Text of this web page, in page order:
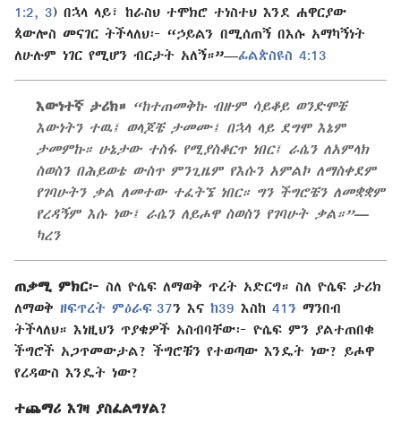
1:2, 3) በኋላ ላይ፣ ከራስህ ተሞክሮ ተነስተህ እንደ ሐዋርያው
ጳውሎስ መናገር ትችላለህ፦ “ኃይልን በሚሰጠኝ በእሱ አማካኝነት
ለሁሉም ነገር የሚሆን ብርታት አለኝ።”—ፊልጵስዩስ 4:13
እውነተኛ ታሪክ።
“ከተጠመቅኩ ብዙም ሳይቆይ ወንድሞቼ
እውነትን ተዉ፤ ወላጆቼ ታመሙ፤ በኋላ ላይ ደግሞ እኔም
ታመምኩ። ሁኔታው ተስፋ የሚያስቆርጥ ነበር፤ ራሴን ለአምላክ
ስወስን በሕይወቴ ውስጥ ምንጊዜም የእሱን አምልኮ ለማስቀደም
የገባሁትን ቃል ለመተው ተፈትኜ ነበር። ግን ችግሮቼን ለመቋቋም
የረዳኝም እሱ ነው፤ ራሴን ለይሖዋ ስወስን የገባሁት ቃል።”—
ካረን
ጠቃሚ ምክር፦ ስለ ዮሴፍ ለማወቅ ጥረት አድርግ። ስለ ዮሴፍ ታሪክ
ለማወቅ ዘፍጥረት ምዕራፍ 37⁠ን እና ከ39 እስከ 41⁠ን ማንበብ
ትችላለህ። እነዚህን ጥያቄዎች አስብባቸው፦ ዮሴፍ ምን ያልተጠበቁ
ችግሮች አጋጥመውታል? ችግሮቹን የተወጣው እንዴት ነው? ይሖዋ
የረዳውስ እንዴት ነው?
ተጨማሪ እገዛ ያስፈልግሃል?